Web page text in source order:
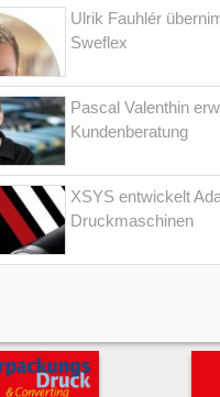
Ulrik Fauhlér
Sweflex
Pascal Valenthin
Kundenberatung
XSYS entwickelt
Druckmaschinen